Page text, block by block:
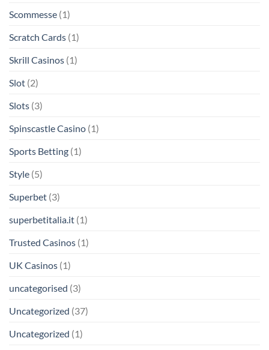
Scommesse (1)
Scratch Cards (1)
Skrill Casinos (1)
Slot (2)
Slots (3)
Spinscastle Casino (1)
Sports Betting (1)
Style (5)
Superbet (3)
superbetitalia.it (1)
Trusted Casinos (1)
UK Casinos (1)
uncategorised (3)
Uncategorized (37)
Uncategorized (1)